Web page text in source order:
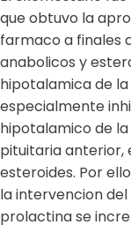
que obtuvo la
farmaco a finales
anabolicos y
hipotalamica de
especialmente
hipotalamico de
pituitaria anterior,
esteroides. Por
la intervencion
prolactina se